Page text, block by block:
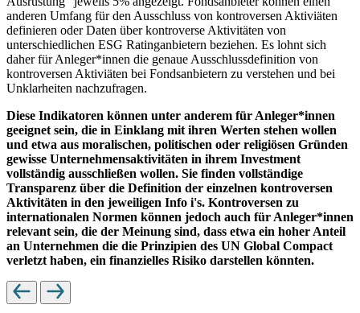
anderen Umfang für den Ausschluss von kontroversen Aktiviäten
definieren oder Daten über kontroverse Aktivitäten von
unterschiedlichen ESG Ratinganbietern beziehen. Es lohnt sich
daher für Anleger*innen die genaue Ausschlussdefinition von
kontroversen Aktiviäten bei Fondsanbietern zu verstehen und bei
Unklarheiten nachzufragen.
Diese Indikatoren können unter anderem für Anleger*innen
geeignet sein, die in Einklang mit ihren Werten stehen wollen
und etwa aus moralischen, politischen oder religiösen Gründen
gewisse Unternehmensaktivitäten in ihrem Investment
vollständig ausschließen wollen. Sie finden vollständige
Transparenz über die Definition der einzelnen kontroversen
Aktivitäten in den jeweiligen Info i's. Kontroversen zu
internationalen Normen können jedoch auch für Anleger*innen
relevant sein, die der Meinung sind, dass etwa ein hoher Anteil
an Unternehmen die die Prinzipien des UN Global Compact
verletzt haben, ein finanzielles Risiko darstellen könnten.